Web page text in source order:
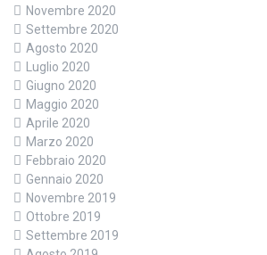
Novembre 2020
Settembre 2020
Agosto 2020
Luglio 2020
Giugno 2020
Maggio 2020
Aprile 2020
Marzo 2020
Febbraio 2020
Gennaio 2020
Novembre 2019
Ottobre 2019
Settembre 2019